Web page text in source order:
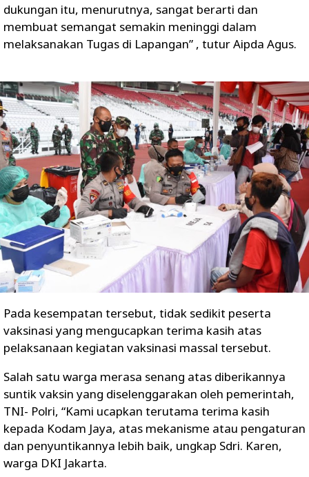
dukungan itu, menurutnya, sangat berarti dan
membuat semangat semakin meninggi dalam
melaksanakan Tugas di Lapangan” , tutur Aipda Agus.
Pada kesempatan tersebut, tidak sedikit peserta
vaksinasi yang mengucapkan terima kasih atas
pelaksanaan kegiatan vaksinasi massal tersebut.
Salah satu warga merasa senang atas diberikannya
suntik vaksin yang diselenggarakan oleh pemerintah,
TNI- Polri, “Kami ucapkan terutama terima kasih
kepada Kodam Jaya, atas mekanisme atau pengaturan
dan penyuntikannya lebih baik, ungkap Sdri. Karen,
warga DKI Jakarta.